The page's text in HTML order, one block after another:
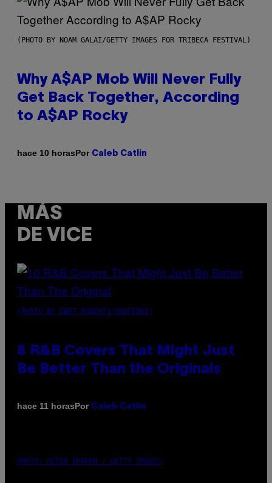
(PHOTO BY NOAM GALAI/GETTY IMAGES FOR TRIBECA FESTIVAL)
Why A$AP Mob Will Never Fully
Get Back Together, According
to A$AP Rocky
hace 10 horasPor Caleb Catlin
MÁS
DE VICE
(PHOTO BY EBET ROBERTS/REDFERNS)
8 R&B Covers That Might Just
Be Better Than the Originals
hace 11 horasPor Caleb Catlin
PHOTO: PETER KRAMER / GETTY IMAGES